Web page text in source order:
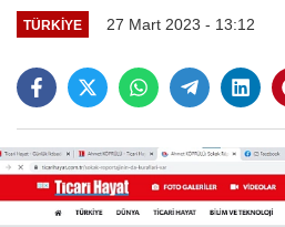
TÜRKIYE 27 Mart 2023 - 13:12